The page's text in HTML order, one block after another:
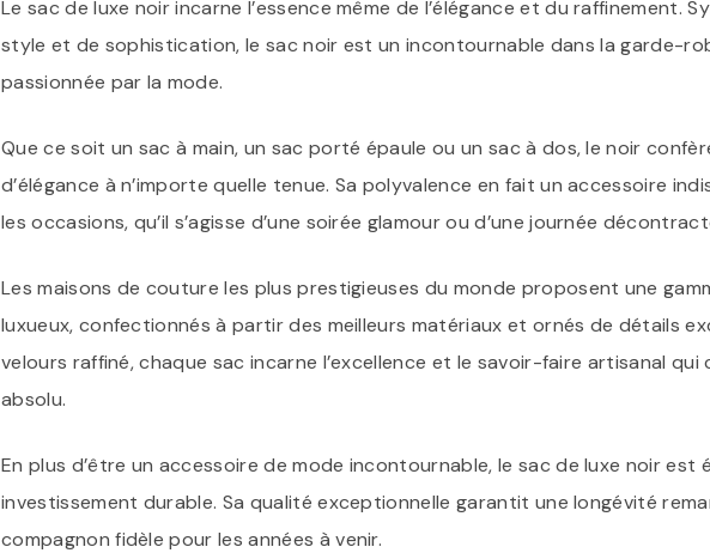
Le sac de luxe noir incarne l’essence même de l’élégance et du raffinement.
style et de sophistication, le sac noir est un incontournable dans la garde-
passionnée par la mode.
Que ce soit un sac à main, un sac porté épaule ou un sac à dos, le noir
d’élégance à n’importe quelle tenue. Sa polyvalence en fait un accessoire
les occasions, qu’il s’agisse d’une soirée glamour ou d’une journée
Les maisons de couture les plus prestigieuses du monde proposent une
luxueux, confectionnés à partir des meilleurs matériaux et ornés de détails
velours raffiné, chaque sac incarne l’excellence et le savoir-faire artisanal
absolu.
En plus d’être un accessoire de mode incontournable, le sac de luxe noir est
investissement durable. Sa qualité exceptionnelle garantit une longévité
compagnon fidèle pour les années à venir.